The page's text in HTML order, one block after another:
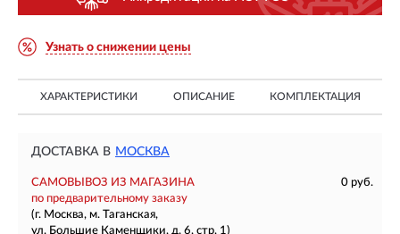
Узнать о снижении цены
ХАРАКТЕРИСТИКИ ОПИСАНИЕ КОМПЛЕКТАЦИЯ
ДОСТАВКА В МОСКВА
САМОВЫВОЗ ИЗ МАГАЗИНА
0 руб.
по предварительному заказу
(г. Москва, м. Таганская,
ул. Большие Каменщики, д. 6, стр. 1)